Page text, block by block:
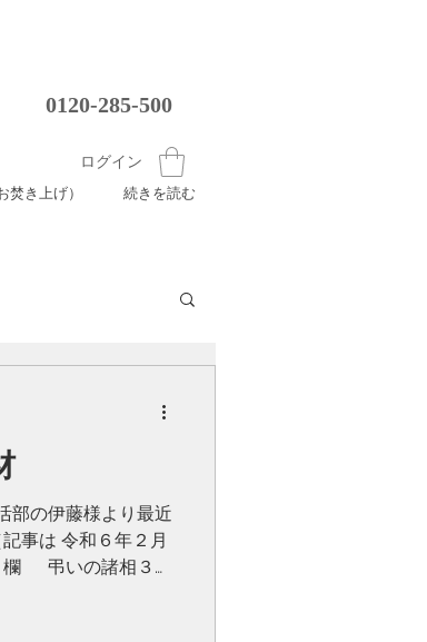
0120-285-500
ログイン
焚き上げ） 続きを読む
の伊藤様より最近
事は 令和６年２月
欄 弔いの諸相３